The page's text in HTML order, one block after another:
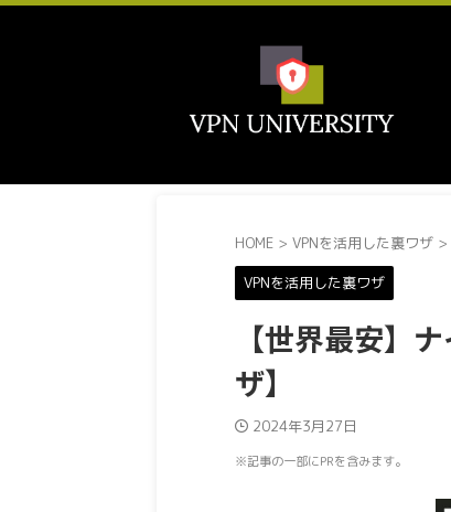
HOME > VPNを活用した裏ワザ >
VPNを活用した裏ワザ
【世界最安】
ザ】
2024年3月27日
※記事の一部にPRを含みます。